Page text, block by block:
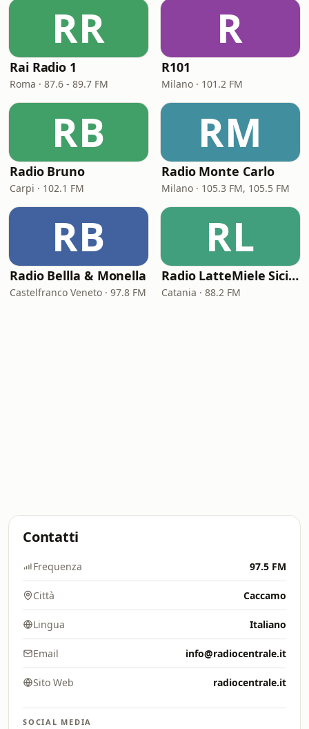
RR
Rai Radio 1
Roma · 87.6 - 89.7 FM
R
R101
Milano · 101.2 FM
RB
Radio Bruno
Carpi · 102.1 FM
RM
Radio Monte Carlo
Milano · 105.3 FM, 105.5 FM
RB
Radio Bellla & Monella
Castelfranco Veneto · 97.8 FM
RL
Radio LatteMiele Sicilia
Catania · 88.2 FM
Contatti
Frequenza 97.5 FM
Città Caccamo
Lingua Italiano
Email info@radiocentrale.it
Sito Web radiocentrale.it
SOCIAL MEDIA